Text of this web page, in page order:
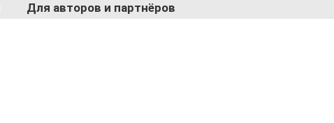
Для авторов и партнёров